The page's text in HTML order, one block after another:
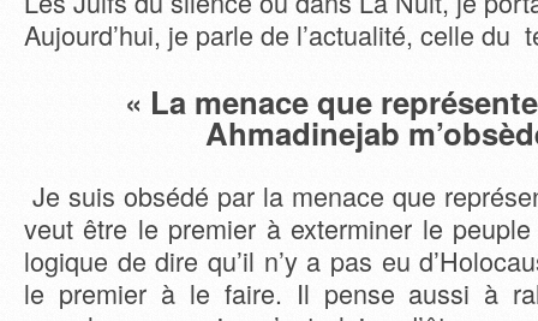
Aujourd’hui, je parle de l’actualité, celle du
« La menace que
Ahmadinejab
Je suis obsédé par la menace que
veut être le premier à exterminer le
logique de dire qu’il n’y a pas eu
le premier à le faire. Il pense aussi à